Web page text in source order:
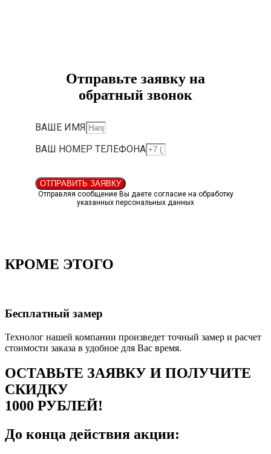
Отправьте заявку на
обратный звонок
ВАШЕ ИМЯ
ВАШ НОМЕР ТЕЛЕФОНА
ОТПРАВИТЬ ЗАЯВКУ
Отправляя сообщение Вы даете согласие на обработку
указанных персональных данных
КРОМЕ ЭТОГО
Бесплатный замер
Технолог нашей компании произведет точный замер и расчет
стоимости заказа в удобное для Вас время.
ОСТАВЬТЕ ЗАЯВКУ И ПОЛУЧИТЕ
СКИДКУ
1000 РУБЛЕЙ!
До конца действия акции: